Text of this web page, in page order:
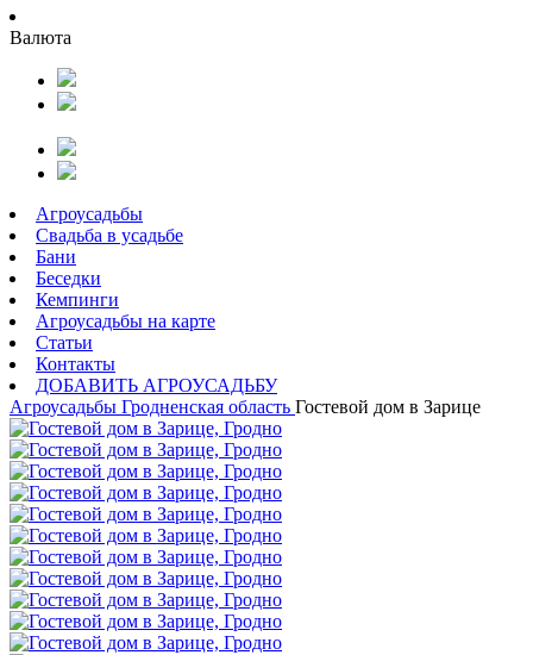
Валюта
Агроусадьбы
Свадьба в усадьбе
Бани
Беседки
Кемпинги
Агроусадьбы на карте
Статьи
Контакты
ДОБАВИТЬ АГРОУСАДЬБУ
Агроусадьбы Гродненская область Гостевой дом в Зарице